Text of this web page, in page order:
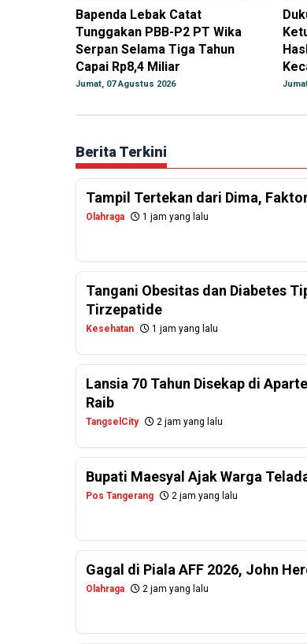
Bapenda Lebak Catat
Tunggakan PBB-P2 PT Wika
Serpan Selama Tiga Tahun
Capai Rp8,4 Miliar
Jumat, 07 Agustus 2026
Berita Terkini
Tampil Tertekan dari Dima,
Olahraga 1 jam yang lalu
Tangani Obesitas dan Diabetes
Tirzepatide
Kesehatan 1 jam yang lalu
Lansia 70 Tahun Disekap di
Raib
TangselCity 2 jam yang lalu
Bupati Maesyal Ajak Warga
Pos Tangerang 2 jam yang lalu
Gagal di Piala AFF 2026, John
Olahraga 2 jam yang lalu